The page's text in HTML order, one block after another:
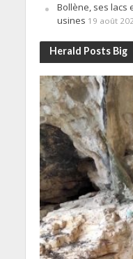
Bollène, ses lacs
usines 19 août
Herald Posts Big